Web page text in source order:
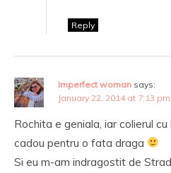
Reply
Imperfect woman says:
January 22, 2014 at 7:13 pm
Rochita e geniala, iar colierul
cadou pentru o fata draga
Si eu m-am indragostit de